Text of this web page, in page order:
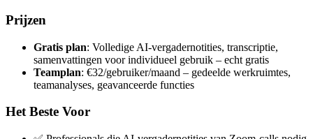
Prijzen
Gratis plan: Volledige AI-vergadernotities, transcriptie,
samenvattingen voor individueel gebruik – echt gratis
Teamplan: €32/gebruiker/maand – gedeelde werkruimtes,
teamanalyses, geavanceerde functies
Het Beste Voor